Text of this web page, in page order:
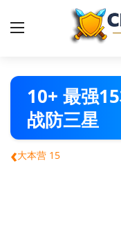
部落冲突阵型
简体中文
10+ 最强
战防三星
‹大本营 15